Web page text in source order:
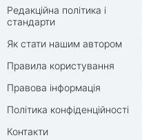
Редакційна політика і
стандарти
Як стати нашим автором
Правила користування
Правова інформація
Політика конфіденційності
Контакти